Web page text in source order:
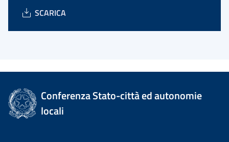
SCARICA
Conferenza Stato-città ed autonomie
locali